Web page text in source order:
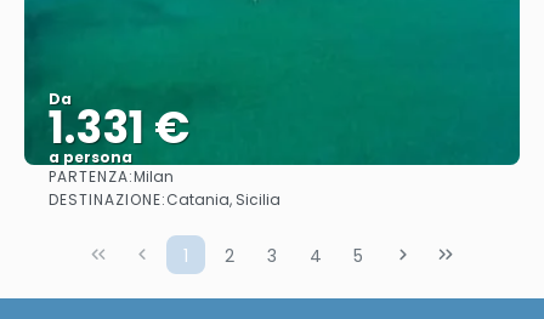
Da
1.331 €
a persona
Vedere
PARTENZA:Milan
DESTINAZIONE:Catania, Sicilia
1 2 3 4 5